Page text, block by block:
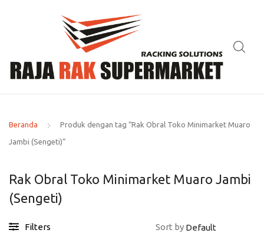
Beranda Produk dengan tag “Rak Obral Toko Minimarket Muaro
Jambi (Sengeti)”
Rak Obral Toko Minimarket Muaro Jambi
(Sengeti)
Filters Sort by